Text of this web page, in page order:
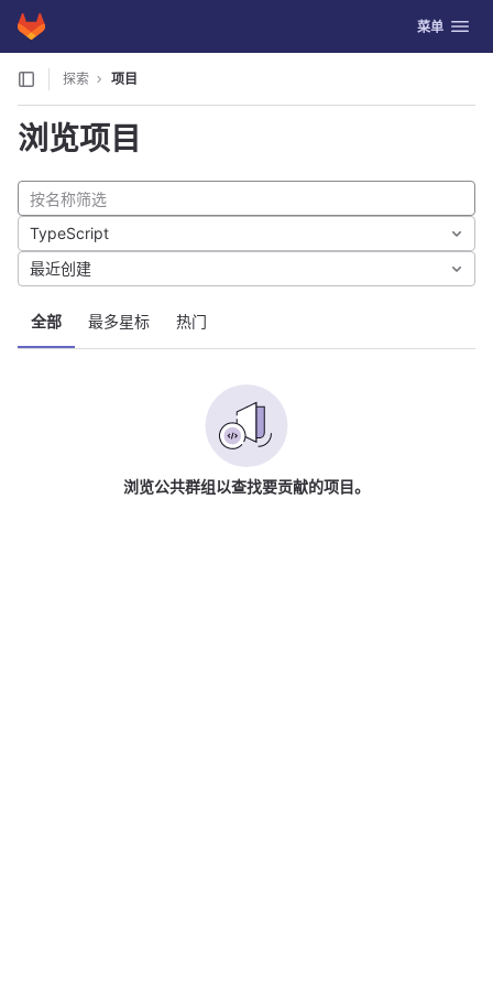
Skip to content
GitLab 切换导航
菜单
探索 项目
浏览项目
全部 最多星标 热门
TypeScript
最近创建
浏览公共群组以查找要贡献的项目。